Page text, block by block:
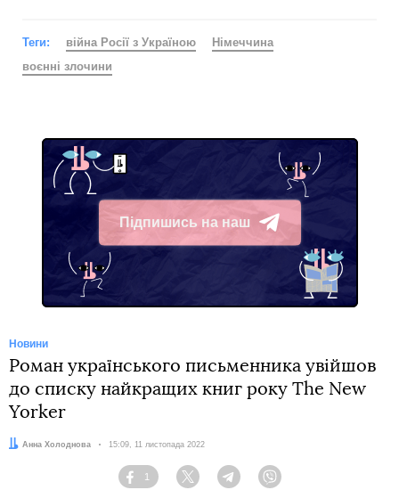
Теги: війна Росії з Україною
Німеччина
воєнні злочини
Підпишись на наш
Telegram
Новини
Роман українського письменника увійшов
до списку найкращих книг року The New
Yorker
Автор:
Анна Холоднова Дата:
15:09, 11 листопада 2022
Facebook
1
Twitter TelegramViber